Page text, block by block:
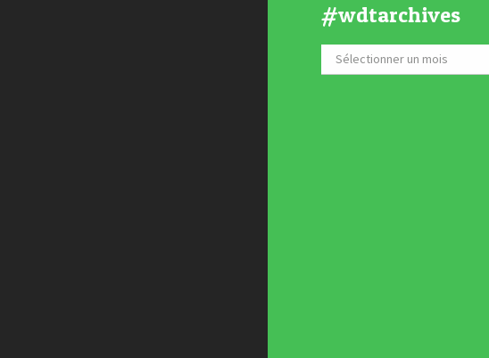
#wdtarchives